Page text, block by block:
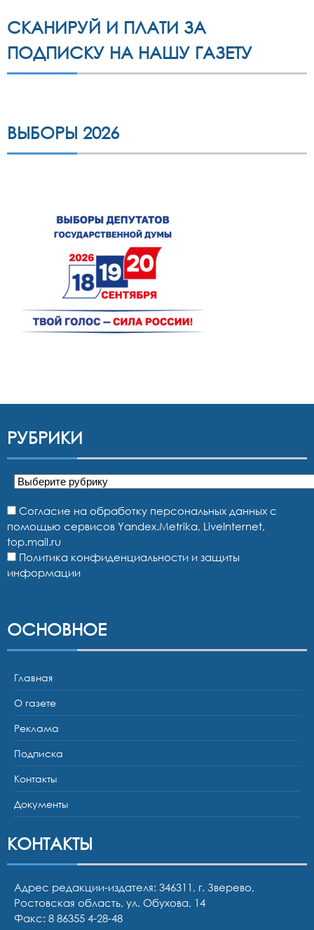
СКАНИРУЙ И ПЛАТИ ЗА
ПОДПИСКУ НА НАШУ ГАЗЕТУ
ВЫБОРЫ 2026
РУБРИКИ
Рубрики
Согласие на обработку персональных данных с
помощью сервисов Yandex.Metrika, LiveInternet,
top.mail.ru
Политика конфиденциальности и защиты
информации
ОСНОВНОЕ
Главная
О газете
Реклама
Подписка
Контакты
Документы
КОНТАКТЫ
Адрес редакции-издателя: 346311, г. Зверево,
Ростовская область, ул. Обухова, 14
Факс: 8 86355 4-28-48